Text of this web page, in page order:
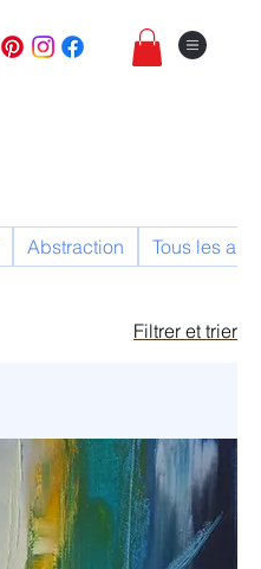
Abstraction Tous les
Filtrer et trier